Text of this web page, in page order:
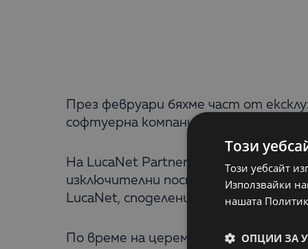
През февруари бяхме част от
софтуерна компания от цял свят.
На LucaNet Partner Awards Day
изключителни постижения през
LucaNet, споделени от
По време на церемонията за
Този
Този уебсайт
Използвайки
нашата
ОПЦИИ ЗА